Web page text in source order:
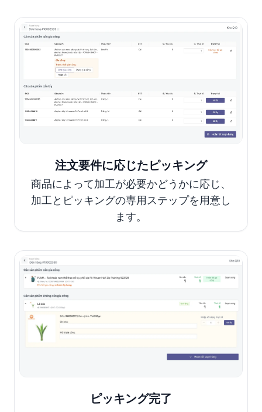
注文要件に応じたピッキング
商品によって加工が必要かどうかに応じ、
加工とピッキングの専用ステップを用意し
ます。
ピッキング完了